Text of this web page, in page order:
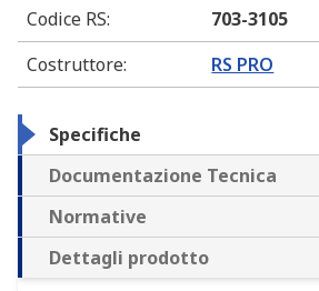
Codice RS:
703-3105
Costruttore: RS PRO
Specifiche
Documentazione Tecnica
Normative
Dettagli prodotto